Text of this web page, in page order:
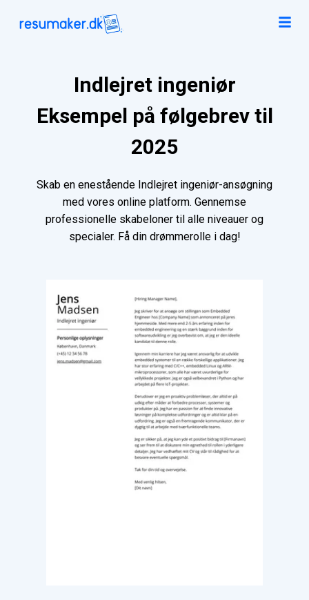
Indlejret ingeniør
Eksempel på følgebrev til
2025
Skab en enestående Indlejret ingeniør-ansøgning
med vores online platform. Gennemse
professionelle skabeloner til alle niveauer og
specialer. Få din drømmerolle i dag!